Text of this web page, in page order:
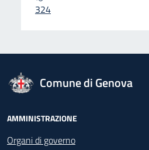
324
logo Unione Europea
Comune di Genova
Footer -
AMMINISTRAZIONE
Organi di governo